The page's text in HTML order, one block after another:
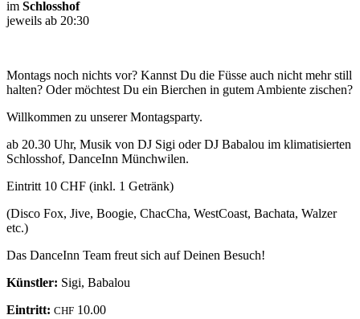
im Schlosshof
jeweils ab 20:30
Montags noch nichts vor? Kannst Du die Füsse auch nicht mehr still
halten? Oder möchtest Du ein Bierchen in gutem Ambiente zischen?
Willkommen zu unserer Montagsparty.
ab 20.30 Uhr, Musik von DJ Sigi oder DJ Babalou im klimatisierten
Schlosshof, DanceInn Münchwilen.
Eintritt 10 CHF (inkl. 1 Getränk)
(Disco Fox, Jive, Boogie, ChacCha, WestCoast, Bachata, Walzer
etc.)
Das DanceInn Team freut sich auf Deinen Besuch!
Künstler: Sigi, Babalou
Eintritt: CHF 10.00